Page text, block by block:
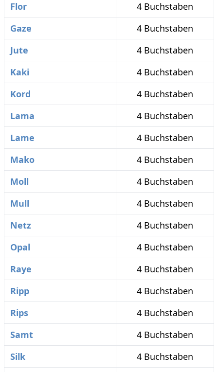
Flor
4 Buchstaben
Gaze
4 Buchstaben
Jute
4 Buchstaben
Kaki
4 Buchstaben
Kord
4 Buchstaben
Lama
4 Buchstaben
Lame
4 Buchstaben
Mako
4 Buchstaben
Moll
4 Buchstaben
Mull
4 Buchstaben
Netz
4 Buchstaben
Opal
4 Buchstaben
Raye
4 Buchstaben
Ripp
4 Buchstaben
Rips
4 Buchstaben
Samt
4 Buchstaben
Silk
4 Buchstaben